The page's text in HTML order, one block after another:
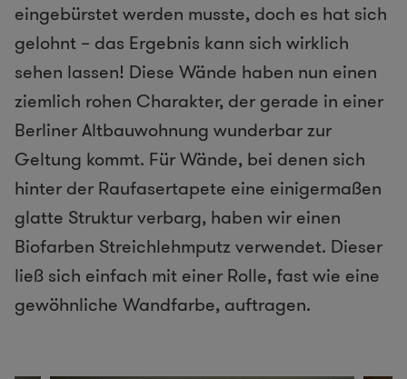
eingebürstet werden musste, doch es hat sich
gelohnt – das Ergebnis kann sich wirklich
sehen lassen! Diese Wände haben nun einen
ziemlich rohen Charakter, der gerade in einer
Berliner Altbauwohnung wunderbar zur
Geltung kommt. Für Wände, bei denen sich
hinter der Raufasertapete eine einigermaßen
glatte Struktur verbarg, haben wir einen
Biofarben Streichlehmputz verwendet. Dieser
ließ sich einfach mit einer Rolle, fast wie eine
gewöhnliche Wandfarbe, auftragen.